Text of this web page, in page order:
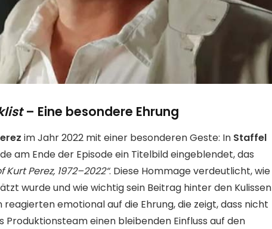
– Eine besondere Ehrung
im Jahr 2022 mit einer besonderen Geste: In Staffel
am Ende der Episode ein Titelbild eingeblendet, das
Perez, 1972–2022“. Diese Hommage verdeutlicht, wie
wurde und wie wichtig sein Beitrag hinter den Kulissen
reagierten emotional auf die Ehrung, die zeigt, dass nicht
Produktionsteam einen bleibenden Einfluss auf den